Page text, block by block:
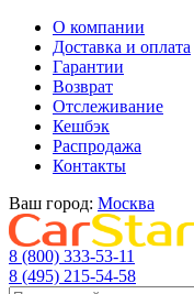
О компании
Доставка и оплата
Гарантии
Возврат
Отслеживание
Кешбэк
Распродажа
Контакты
Ваш город: Москва
8 (800) 333-53-11
8 (495) 215-54-58